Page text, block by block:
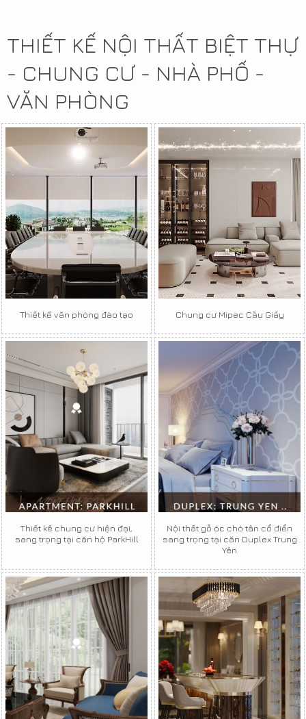
THIẾT KẾ NỘI THẤT BIỆT THỰ
- CHUNG CƯ - NHÀ PHỐ -
VĂN PHÒNG
Thiết kế văn phòng đào tạo Chung cư Mipec Cầu Giấy
Thiết kế chung cư hiện đại,
sang trọng tại căn hộ ParkHill
Nội thất gỗ óc chó tân cổ điển
sang trọng tại căn Duplex Trung
Yên